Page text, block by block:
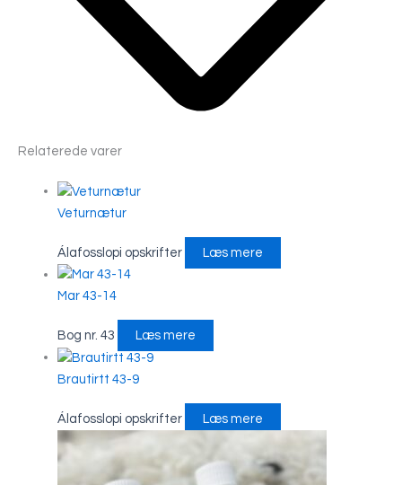
Relaterede varer
Veturnætur
Álafosslopi opskrifter Læs mere
Mar 43-14
Bog nr. 43 Læs mere
Brautirtt 43-9
Álafosslopi opskrifter Læs mere